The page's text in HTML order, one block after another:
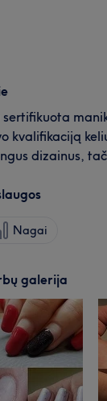
sertifikuota
kvalifikaciją
dizainus,
Nagai
galerija